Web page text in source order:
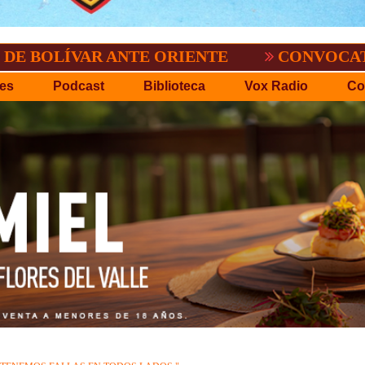
ANTE ORIENTE CONVOCATORIA DEL
Podcast Biblioteca Vox Radio